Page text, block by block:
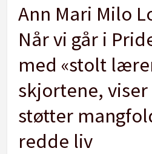
Ann Mari Milo
Når vi går i
med «stolt
skjortene, viser
støtter
redde liv